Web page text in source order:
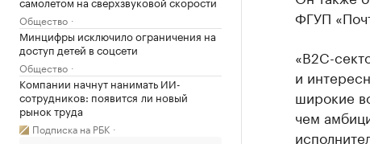
Общество
Минцифры исключило ограничения на
доступ детей в соцсети
Общество
Компании начнут нанимать ИИ-
сотрудников: появится ли новый
рынок труда
Подписка на РБК
ФГУП
«B2C-
и
широкие
чем